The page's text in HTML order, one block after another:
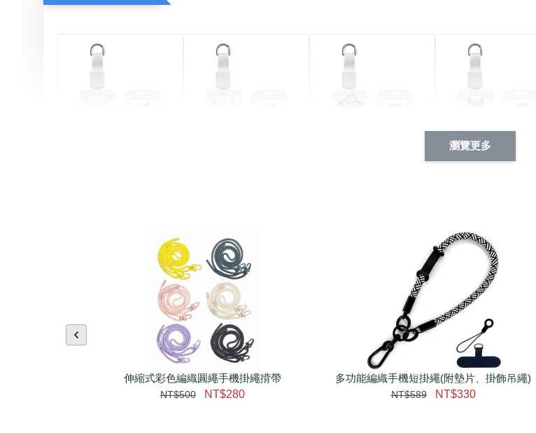
+NT$ 214
NT$ 225
+NT$ 214
NT$ 225
瀏覽更多
瀏覽更多
伸縮式彩色編織圓繩手機掛繩揹帶
NT$500 NT$280
多功能編織手機短掛繩(附墊片、掛飾吊繩)
NT$589 NT$330